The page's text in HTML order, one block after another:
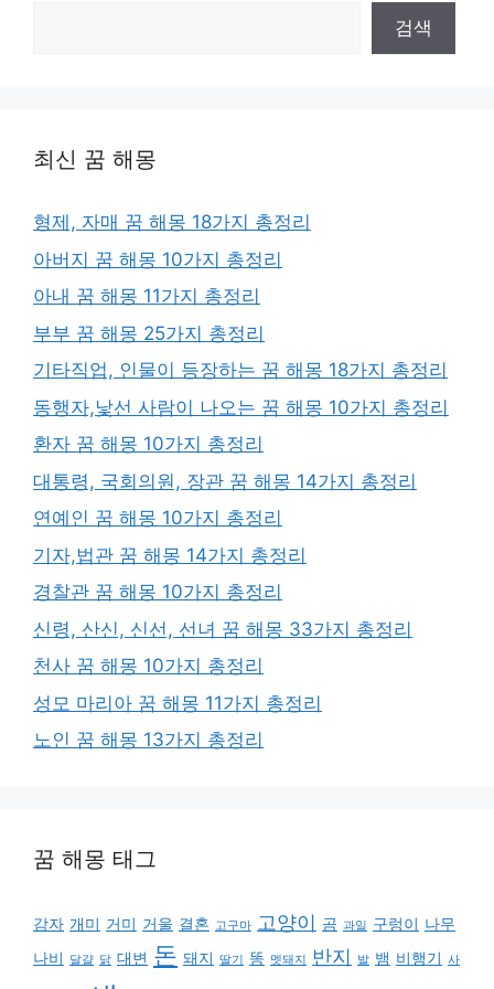
검색
최신 꿈 해몽
형제, 자매 꿈 해몽 18가지 총정리
아버지 꿈 해몽 10가지 총정리
아내 꿈 해몽 11가지 총정리
부부 꿈 해몽 25가지 총정리
기타직업, 인물이 등장하는 꿈 해몽 18가지 총정리
동행자,낯선 사람이 나오는 꿈 해몽 10가지 총정리
환자 꿈 해몽 10가지 총정리
대통령, 국회의원, 장관 꿈 해몽 14가지 총정리
연예인 꿈 해몽 10가지 총정리
기자,법관 꿈 해몽 14가지 총정리
경찰관 꿈 해몽 10가지 총정리
신령, 산신, 신선, 선녀 꿈 해몽 33가지 총정리
천사 꿈 해몽 10가지 총정리
성모 마리아 꿈 해몽 11가지 총정리
노인 꿈 해몽 13가지 총정리
꿈 해몽 태그
감자 개미 거미 거울 결혼 고구마 고양이 곰 과일 구렁이 나무
나비
달걀 닭 대변 돈 돼지 딸기 똥 멧돼지 반지 발 뱀 비행기 사